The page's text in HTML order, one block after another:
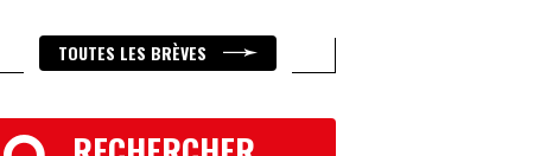
TOUTES LES BRÈVES